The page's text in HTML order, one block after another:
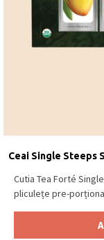
Ceai Single Steeps
Cutia Tea Forté
pliculețe pre-